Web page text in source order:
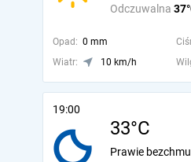
Odczuwalna
Opad: 0 mm
Wiatr:
10 km/h
19:00
33°C
Prawie